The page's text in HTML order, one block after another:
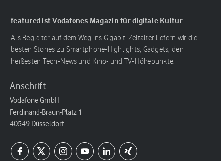
featured ist Vodafones Magazin für digitale Kultur
Als Begleiter auf dem Weg ins Gigabit-Zeitalter liefern wir die
besten Stories zu Smartphone-Highlights, Gadgets, den
heißesten Tech-News und Kino- und TV-Höhepunkte.
Anschrift
Vodafone GmbH
Ferdinand-Braun-Platz 1
40549 Düsseldorf